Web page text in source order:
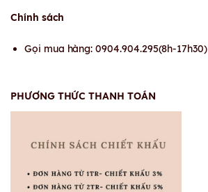
Chính sách
Gọi mua hàng: 0904.904.295(8h-17h30)
PHƯƠNG THỨC THANH TOÁN